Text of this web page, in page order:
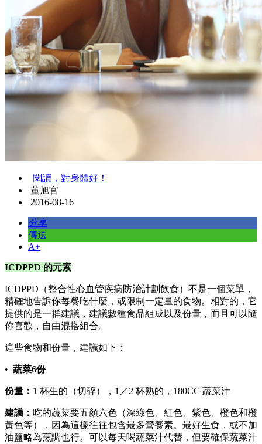
閱讀，對身體好！
董旭官
2016-08-16
分享
傳送
A+
ICDPPD 的元素
ICDPPD（整合性心血管疾病防治計劃飲食）不是一個菜單，
精確地告訴你每餐吃什麼，或限制一定量的食物。相對的，它
提供的是一群建議，建議數種食品組成以及份量，而且可以隨
你喜歡，自由混搭組合。
這些食物和份量，建議如下：
• 蔬菜6份
份量： 1 杯生的（切碎），1／2 杯熟的，180CC 蔬菜汁
建議： 吃的蔬菜要五顏六色（深綠色、紅色、紫色、橙色和橙
黃色等），因為這樣往往包含最多營養素。最好生食，或不加
油鹽略為烹調也行。可以每天喝蔬菜汁代替，但要確保蔬菜汁